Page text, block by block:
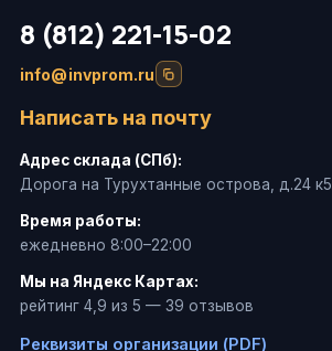
8 (812) 221-15-02
info@invprom.ru
Написать на почту
Адрес склада (СПб):
Дорога на Турухтанные острова, д.24 к5
Время работы:
ежедневно 8:00–22:00
Мы на Яндекс Картах:
рейтинг 4,9 из 5 — 39 отзывов
Реквизиты организации (PDF)